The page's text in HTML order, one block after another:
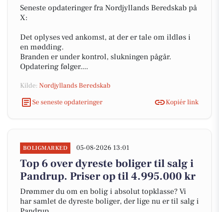
Seneste opdateringer fra Nordjyllands Beredskab på
X:
Det oplyses ved ankomst, at der er tale om ildløs i
en mødding.
Branden er under kontrol, slukningen pågår.
Opdatering følger....
Kilde: Nordjyllands Beredskab
Se seneste opdateringer
Kopiér link
BOLIGMARKED 05-08-2026 13:01
Top 6 over dyreste boliger til salg i
Pandrup. Priser op til 4.995.000 kr
Drømmer du om en bolig i absolut topklasse? Vi
har samlet de dyreste boliger, der lige nu er til salg i